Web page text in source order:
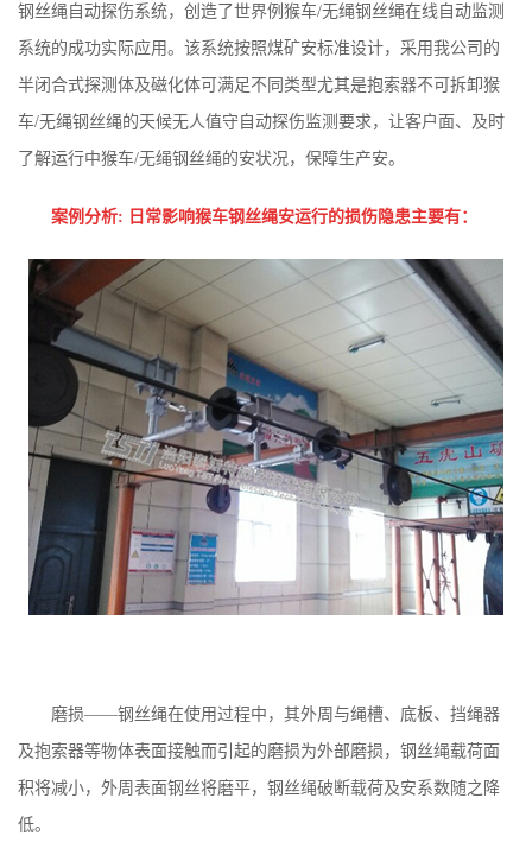
钢丝绳自动探伤系统，创造了世界例猴车/无绳钢丝绳在线自动监测
系统的成功实际应用。该系统按照煤矿安标准设计，采用我公司的
半闭合式探测体及磁化体可满足不同类型尤其是抱索器不可拆卸猴
车/无绳钢丝绳的天候无人值守自动探伤监测要求，让客户面、及时
了解运行中猴车/无绳钢丝绳的安状况，保障生产安。
案例分析: 日常影响猴车钢丝绳安运行的损伤隐患主要有：
磨损——钢丝绳在使用过程中，其外周与绳槽、底板、挡绳器
及抱索器等物体表面接触而引起的磨损为外部磨损，钢丝绳载荷面
积将减小，外周表面钢丝将磨平，钢丝绳破断载荷及安系数随之降
低。